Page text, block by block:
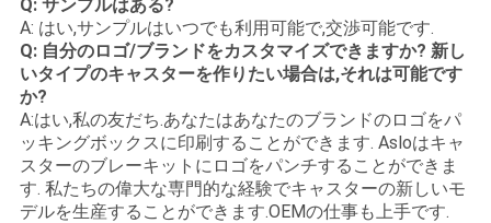
Q: サンプルはある?
A: はい,サンプルはいつでも利用可能で,交渉可能です.
Q: 自分のロゴ/ブランドをカスタマイズできますか? 新し
いタイプのキャスターを作りたい場合は,それは可能です
か?
A:はい,私の友だち.あなたはあなたのブランドのロゴをパ
ッキングボックスに印刷することができます. Asloはキャ
スターのブレーキットにロゴをパンチすることができま
す. 私たちの偉大な専門的な経験でキャスターの新しいモ
デルを生産することができます.OEMの仕事も上手です.